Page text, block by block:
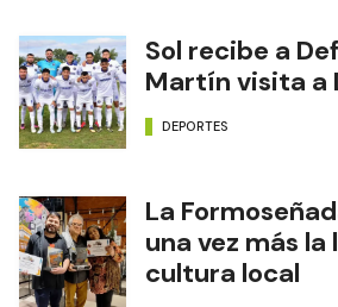
Sol recibe a
Martín visita a
DEPORTES
La
una vez más la
cultura local